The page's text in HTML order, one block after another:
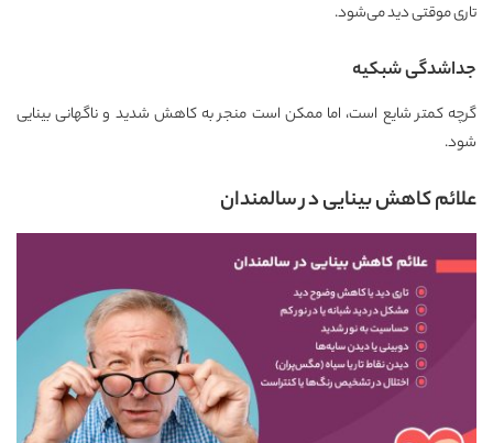
تاری موقتی دید می‌شود.
جداشدگی شبکیه
گرچه کمتر شایع است، اما ممکن است منجر به کاهش شدید و ناگهانی بینایی
شود.
علائم کاهش بینایی در سالمندان